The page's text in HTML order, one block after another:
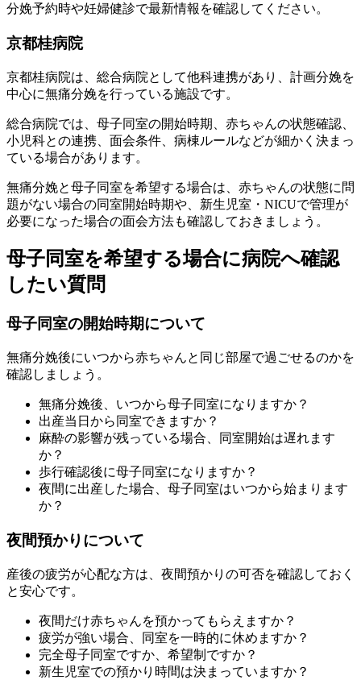
分娩予約時や妊婦健診で最新情報を確認してください。
京都桂病院
京都桂病院は、総合病院として他科連携があり、計画分娩を
中心に無痛分娩を行っている施設です。
総合病院では、母子同室の開始時期、赤ちゃんの状態確認、
小児科との連携、面会条件、病棟ルールなどが細かく決まっ
ている場合があります。
無痛分娩と母子同室を希望する場合は、赤ちゃんの状態に問
題がない場合の同室開始時期や、新生児室・NICUで管理が
必要になった場合の面会方法も確認しておきましょう。
母子同室を希望する場合に病院へ確認
したい質問
母子同室の開始時期について
無痛分娩後にいつから赤ちゃんと同じ部屋で過ごせるのかを
確認しましょう。
無痛分娩後、いつから母子同室になりますか？
出産当日から同室できますか？
麻酔の影響が残っている場合、同室開始は遅れます
か？
歩行確認後に母子同室になりますか？
夜間に出産した場合、母子同室はいつから始まります
か？
夜間預かりについて
産後の疲労が心配な方は、夜間預かりの可否を確認しておく
と安心です。
夜間だけ赤ちゃんを預かってもらえますか？
疲労が強い場合、同室を一時的に休めますか？
完全母子同室ですか、希望制ですか？
新生児室での預かり時間は決まっていますか？